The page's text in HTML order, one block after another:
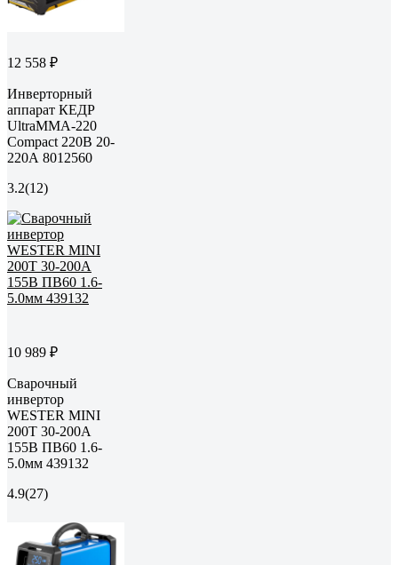
12 558 ₽
Инверторный
аппарат КЕДР
UltraMMA-220
Compact 220В 20-
220А 8012560
3.2(12)
10 989 ₽
Сварочный
инвертор
WESTER MINI
200Т 30-200A
155В ПВ60 1.6-
5.0мм 439132
4.9(27)